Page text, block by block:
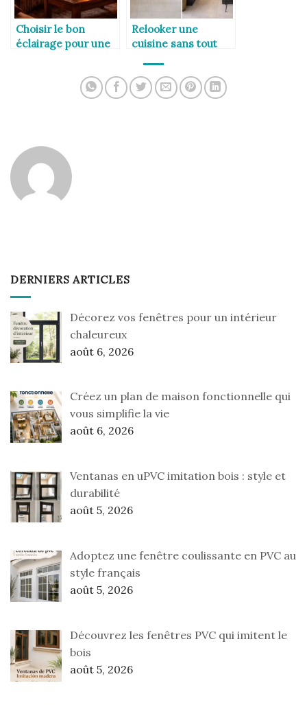
Choisir le bon
éclairage pour une
Relooker une
cuisine sans tout
DERNIERS ARTICLES
Décorez vos fenêtres pour un intérieur
chaleureux
août 6, 2026
Créez un plan de maison fonctionnelle qui
vous simplifie la vie
août 6, 2026
Ventanas en uPVC imitation bois : style et
durabilité
août 5, 2026
Adoptez une fenêtre coulissante en PVC au
style français
août 5, 2026
Découvrez les fenêtres PVC qui imitent le
bois
août 5, 2026